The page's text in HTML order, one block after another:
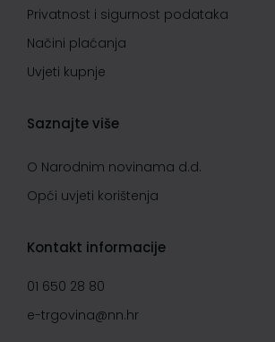
Privatnost i sigurnost podataka
Načini plaćanja
Uvjeti kupnje
Saznajte više
O Narodnim novinama d.d.
Opći uvjeti korištenja
Kontakt informacije
01 650 28 80
e-trgovina@nn.hr